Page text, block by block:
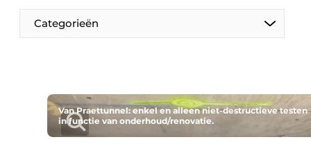
Bedrijven
Contact
Home
Meest gelezen
Categorieën
Van Praettunnel: enkel en alleen niet-destructieve testen
in functie van onderhoud/renovatie.